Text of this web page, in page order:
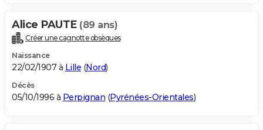
Alice PAUTE (89 ans)
Créer une cagnotte obsèques
Naissance
22/02/1907 à Lille (Nord)
Décès
05/10/1996 à Perpignan (Pyrénées-Orientales)